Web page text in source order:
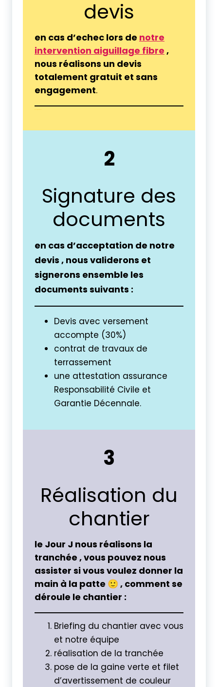
devis
en cas d’echec lors de notre
intervention aiguillage fibre ,
nous réalisons un devis
totalement gratuit et sans
engagement.
2
Signature des
documents
en cas d’acceptation de notre
devis , nous validerons et
signerons ensemble les
documents suivants :
Devis avec versement
accompte (30%)
contrat de travaux de
terrassement
une attestation assurance
Responsabilité Civile et
Garantie Décennale.
3
Réalisation du
chantier
le Jour J nous réalisons la
tranchée , vous pouvez nous
assister si vous voulez donner la
main à la patte 🙂 , comment se
déroule le chantier :
Briefing du chantier avec vous
et notre équipe
réalisation de la tranchée
pose de la gaine verte et filet
d’avertissement de couleur